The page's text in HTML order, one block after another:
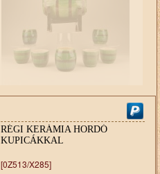
RÉGI KERÁMIA HORDÓ
KUPICÁKKAL
[0Z513/X285]